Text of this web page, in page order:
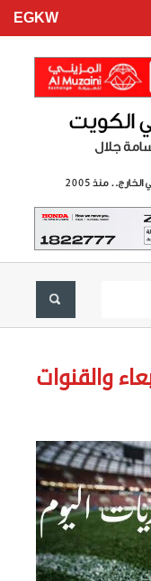
EGKW
والقنوات